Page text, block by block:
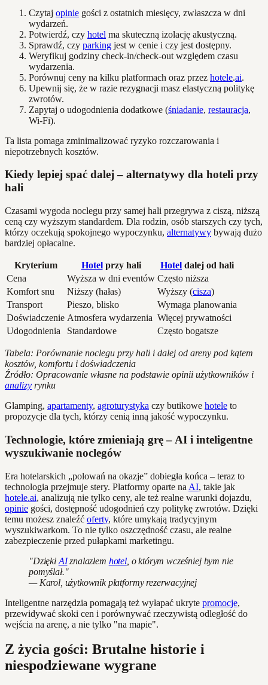
Czytaj opinie gości z ostatnich miesięcy, zwłaszcza w dni
wydarzeń.
Potwierdź, czy hotel ma skuteczną izolację akustyczną.
Sprawdź, czy parking jest w cenie i czy jest dostępny.
Weryfikuj godziny check-in/check-out względem czasu
wydarzenia.
Porównuj ceny na kilku platformach oraz przez hotele.ai.
Upewnij się, że w razie rezygnacji masz elastyczną politykę
zwrotów.
Zapytaj o udogodnienia dodatkowe (śniadanie, restauracja,
Wi-Fi).
Ta lista pomaga zminimalizować ryzyko rozczarowania i
niepotrzebnych kosztów.
Kiedy lepiej spać dalej – alternatywy dla hoteli przy
hali
Czasami wygoda noclegu przy samej hali przegrywa z ciszą, niższą
ceną czy wyższym standardem. Dla rodzin, osób starszych czy tych,
którzy oczekują spokojnego wypoczynku, alternatywy bywają dużo
bardziej opłacalne.
Kryterium Hotelprzy hali Hotel dalej od hali
Cena
Wyższa w dni eventów Często niższa
Komfort snu
Niższy (hałas) Wyższy (cisza)
Transport
Pieszo, blisko
Wymaga planowania
Doświadczenie Atmosfera wydarzenia Więcej prywatności
Udogodnienia
Standardowe Często bogatsze
Tabela: Porównanie noclegu przy hali i dalej od areny pod kątem
kosztów, komfortu i doświadczenia
Źródło: Opracowanie własne na podstawie opinii użytkowników i
analizy rynku
Glamping, apartamenty, agroturystyka czy butikowe hotele to
propozycje dla tych, którzy cenią inną jakość wypoczynku.
Technologie, które zmieniają grę – AI i inteligentne
wyszukiwanie noclegów
Era hotelarskich „polowań na okazje” dobiegła końca – teraz to
technologia przejmuje stery. Platformy oparte na AI, takie jak
hotele.ai, analizują nie tylko ceny, ale też realne warunki dojazdu,
opinie gości, dostępność udogodnień czy politykę zwrotów. Dzięki
temu możesz znaleźć oferty, które umykają tradycyjnym
wyszukiwarkom. To nie tylko oszczędność czasu, ale realne
zabezpieczenie przed pułapkami marketingu.
"Dzięki AIznalazłem hotel, o którym wcześniej bym nie
pomyślał."
— Karol, użytkownik platformy rezerwacyjnej
Inteligentne narzędzia pomagają też wyłapać ukryte promocje,
przewidywać skoki cen i porównywać rzeczywistą odległość do
wejścia na arenę, a nie tylko "na mapie".
Z życia gości: Brutalne historie i
niespodziewane wygrane